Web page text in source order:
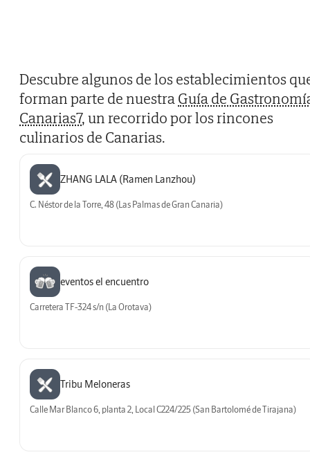
Descubre algunos de los establecimientos
forman parte de nuestraGuía de
Canarias7, un recorrido por los rincones
culinarios de Canarias.
ZHANG LALA (Ramen Lanzhou)
C. Néstor de la Torre, 48 (Las Palmas de Gran Canaria)
eventos el encuentro
Carretera TF-324 s/n (La Orotava)
Tribu Meloneras
Calle Mar Blanco 6, planta 2, Local C224/225 (San Bartolomé de Tirajana)